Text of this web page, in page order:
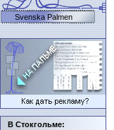
Svenska Palmen
В Стокгольме: